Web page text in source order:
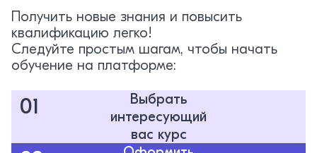
Получить новые знания и повысить
квалификацию легко!
Следуйте простым шагам, чтобы начать
обучение на платформе:
01
Выбрать
интересующий
вас курс